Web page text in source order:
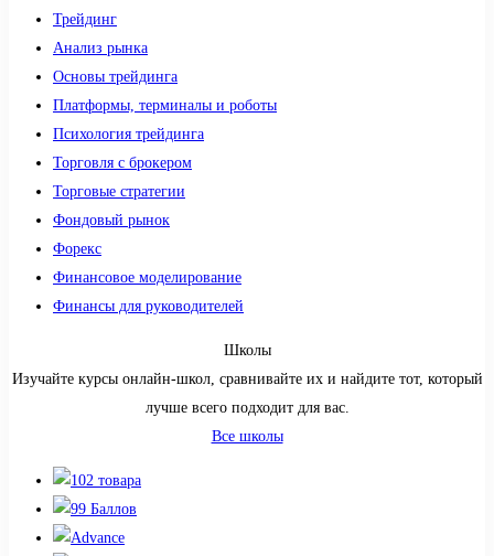
Трейдинг
Анализ рынка
Основы трейдинга
Платформы, терминалы и роботы
Психология трейдинга
Торговля с брокером
Торговые стратегии
Фондовый рынок
Форекс
Финансовое моделирование
Финансы для руководителей
Школы
Изучайте курсы онлайн-школ, сравнивайте их и найдите тот, который
лучше всего подходит для вас.
Все школы